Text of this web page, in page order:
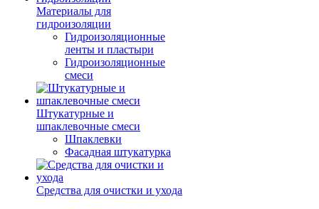
Материалы для
гидроизоляции
Гидроизоляционные
ленты и пластыри
Гидроизоляционные
смеси
Штукатурные и
шпаклевочные смеси
Шпаклевки
Фасадная штукатурка
Средства для очистки и ухода